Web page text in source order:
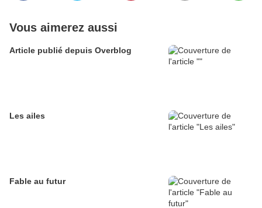
Vous aimerez aussi
Article publié depuis Overblog
Les ailes
Fable au futur